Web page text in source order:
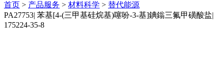
首页 > 产品服务 > 材料科学 > 替代能源
PA27753| 苯基[4-(三甲基硅烷基)噻吩-3-基]錪鎓三氟甲磺酸盐|
175224-35-8